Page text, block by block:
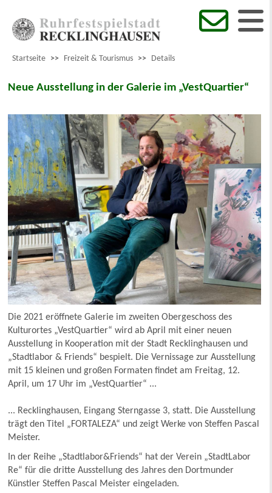
Startseite >> Freizeit & Tourismus >> Details
Neue Ausstellung in der Galerie im „VestQuartier“
Die 2021 eröffnete Galerie im zweiten Obergeschoss des
Kulturortes „VestQuartier“ wird ab April mit einer neuen
Ausstellung in Kooperation mit der Stadt Recklinghausen und
„Stadtlabor & Friends“ bespielt. Die Vernissage zur Ausstellung
mit 15 kleinen und großen Formaten findet am Freitag, 12.
April, um 17 Uhr im „VestQuartier“ ...
... Recklinghausen, Eingang Sterngasse 3, statt. Die Ausstellung
trägt den Titel „FORTALEZA“ und zeigt Werke von Steffen Pascal
Meister.
In der Reihe „Stadtlabor&Friends“ hat der Verein „StadtLabor
Re“ für die dritte Ausstellung des Jahres den Dortmunder
Künstler Steffen Pascal Meister eingeladen.